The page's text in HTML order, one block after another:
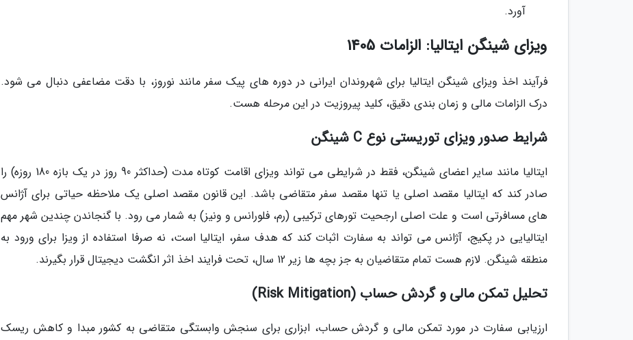
آورد.
ویزای شینگن ایتالیا: الزامات 1405
فرآیند اخذ ویزای شینگن ایتالیا برای شهروندان ایرانی در دوره های پیک سفر مانند نوروز، با دقت مضاعفی دنبال می شود.
درک الزامات مالی و زمان بندی دقیق، کلید پیروزیت در این مرحله هست.
شرایط صدور ویزای توریستی نوع C شینگن
ایتالیا مانند سایر اعضای شینگن، فقط در شرایطی می تواند ویزای اقامت کوتاه مدت (حداکثر 90 روز در یک بازه 180 روزه) را
صادر کند که ایتالیا مقصد اصلی یا تنها مقصد سفر متقاضی باشد. این قانون مقصد اصلی یک ملاحظه حیاتی برای آژانس
های مسافرتی است و علت اصلی ارجحیت تورهای ترکیبی (رم، فلورانس و ونیز) به شمار می رود. با گنجاندن چندین شهر مهم
ایتالیایی در پکیج، آژانس می تواند به سفارت اثبات کند که هدف سفر، ایتالیا است، نه صرفا استفاده از ویزا برای ورود به
منطقه شینگن. لازم هست تمام متقاضیان به جز بچه ها زیر 12 سال، تحت فرایند اخذ اثر انگشت دیجیتال قرار بگیرند.
تحلیل تمکن مالی و گردش حساب (Risk Mitigation)
ارزیابی سفارت در مورد تمکن مالی و گردش حساب، ابزاری برای سنجش وابستگی متقاضی به کشور مبدا و کاهش ریسک